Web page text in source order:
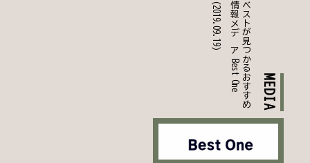
MEDIA
ベ
ス
ト
が
見
つ
か
る
お
す
す
め
情
報
メ
デ
ィ
ア
B
e
s
t
O
n
e
(2019.09.19)